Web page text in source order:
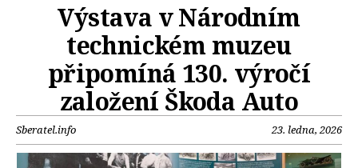
Výstava v Národním
technickém muzeu
připomíná 130. výročí
založení Škoda Auto
Sberatel.info 23. ledna, 2026